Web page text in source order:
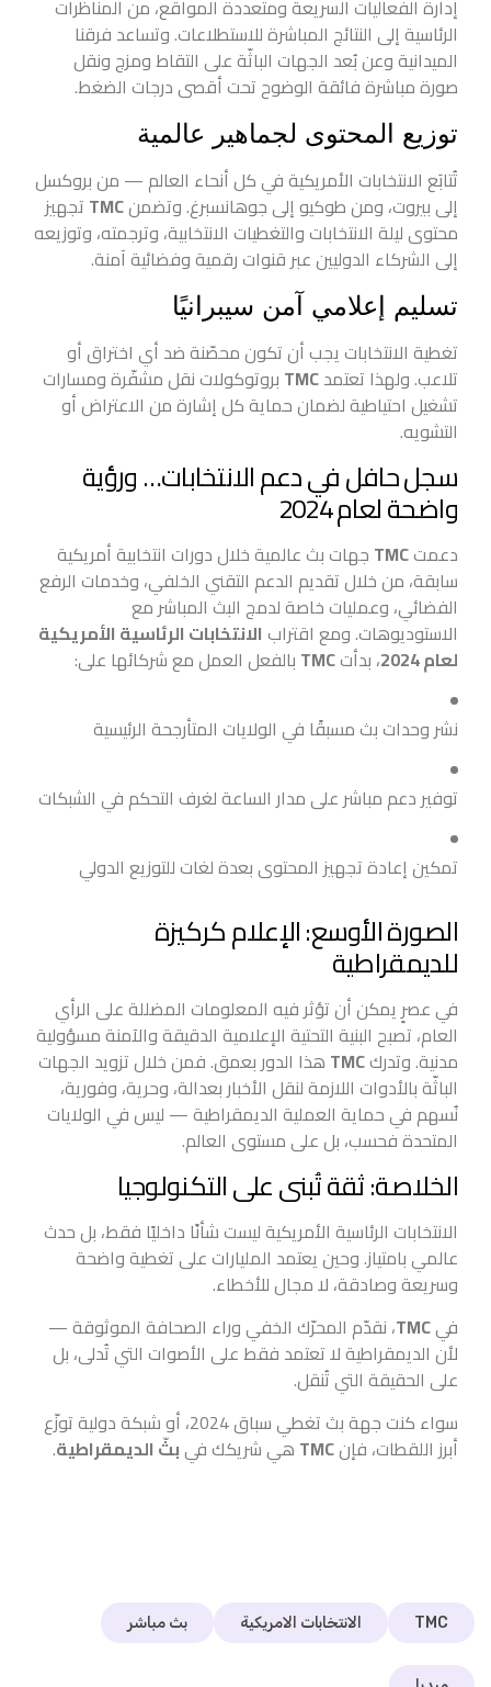
إدارة الفعاليات السريعة ومتعددة المواقع، من المناظرات
الرئاسية إلى النتائج المباشرة للاستطلاعات. وتساعد فرقنا
الميدانية وعن بُعد الجهات الباثّة على التقاط ومزج ونقل
صورة مباشرة فائقة الوضوح تحت أقصى درجات الضغط.
توزيع المحتوى لجماهير عالمية
تُتابَع الانتخابات الأمريكية في كل أنحاء العالم — من بروكسل
إلى بيروت، ومن طوكيو إلى جوهانسبرغ. وتضمنTMC تجهيز
محتوى ليلة الانتخابات والتغطيات الانتخابية، وترجمته، وتوزيعه
إلى الشركاء الدوليين عبر قنوات رقمية وفضائية آمنة.
تسليم إعلامي آمن سيبرانيًا
تغطية الانتخابات يجب أن تكون محصّنة ضد أي اختراق أو
تلاعب. ولهذا تعتمدTMC بروتوكولات نقل مشفّرة ومسارات
تشغيل احتياطية لضمان حماية كل إشارة من الاعتراض أو
التشويه.
سجل حافل في دعم الانتخابات… ورؤية
واضحة لعام 2024
دعمتTMC جهات بث عالمية خلال دورات انتخابية أمريكية
سابقة، من خلال تقديم الدعم التقني الخلفي، وخدمات الرفع
الفضائي، وعمليات خاصة لدمج البث المباشر مع
الاستوديوهات. ومع اقتراب الانتخابات الرئاسية الأمريكية
لعام 2024
، بدأتTMC بالفعل العمل مع شركائها على:
نشر وحدات بث مسبقًا في الولايات المتأرجحة الرئيسية
توفير دعم مباشر على مدار الساعة لغرف التحكم في الشبكات
تمكين إعادة تجهيز المحتوى بعدة لغات للتوزيع الدولي
الصورة الأوسع: الإعلام كركيزة
للديمقراطية
في عصرٍ يمكن أن تؤثر فيه المعلومات المضللة على الرأي
العام، تصبح البنية التحتية الإعلامية الدقيقة والآمنة مسؤولية
مدنية. وتدركTMC هذا الدور بعمق. فمن خلال تزويد الجهات
الباثّة بالأدوات اللازمة لنقل الأخبار بعدالة، وحرية، وفورية،
نُسهم في حماية العملية الديمقراطية — ليس في الولايات
المتحدة فحسب، بل على مستوى العالم.
الخلاصة: ثقة تُبنى على التكنولوجيا
الانتخابات الرئاسية الأمريكية ليست شأنًا داخليًا فقط، بل حدث
عالمي بامتياز. وحين يعتمد المليارات على تغطية واضحة
وسريعة وصادقة، لا مجال للأخطاء.
فيTMC، نقدّم المحرّك الخفي وراء الصحافة الموثوقة —
لأن الديمقراطية لا تعتمد فقط على الأصوات التي تُدلى، بل
على الحقيقة التي تُنقل.
سواء كنت جهة بث تغطي سباق 2024، أو شبكة دولية توزّع
أبرز اللقطات، فإنTMC هي شريكك فيبثّ الديمقراطية.
TMC الانتخابات الامريكية بث مباشر